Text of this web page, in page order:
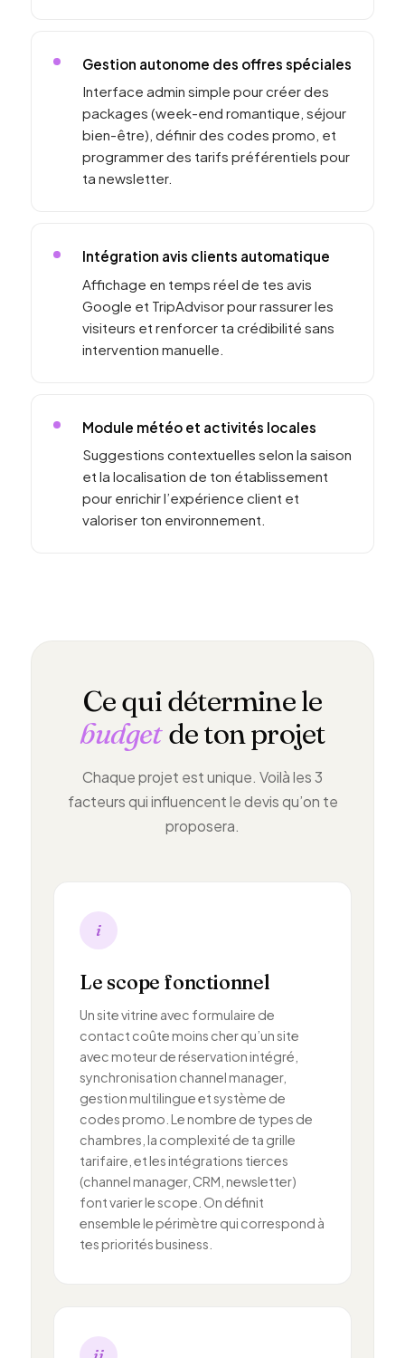
Gestion autonome des offres spéciales
Interface admin simple pour créer des
packages (week-end romantique, séjour
bien-être), définir des codes promo, et
programmer des tarifs préférentiels pour
ta newsletter.
Intégration avis clients automatique
Affichage en temps réel de tes avis
Google et TripAdvisor pour rassurer les
visiteurs et renforcer ta crédibilité sans
intervention manuelle.
Module météo et activités locales
Suggestions contextuelles selon la saison
et la localisation de ton établissement
pour enrichir l’expérience client et
valoriser ton environnement.
Ce qui détermine le
budgetde ton projet
Chaque projet est unique. Voilà les 3
facteurs qui influencent le devis qu’on te
proposera.
i
Le scope fonctionnel
Un site vitrine avec formulaire de
contact coûte moins cher qu’un site
avec moteur de réservation intégré,
synchronisation channel manager,
gestion multilingue et système de
codes promo. Le nombre de types de
chambres, la complexité de ta grille
tarifaire, et les intégrations tierces
(channel manager, CRM, newsletter)
font varier le scope. On définit
ensemble le périmètre qui correspond à
tes priorités business.